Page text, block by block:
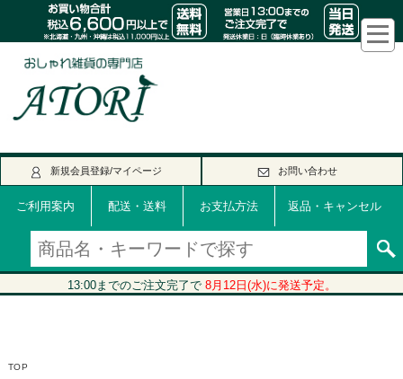
新規会員登録/マイページ お問い合わせ
ご利用案内 配送・送料 お支払方法 返品・キャンセル
TOP